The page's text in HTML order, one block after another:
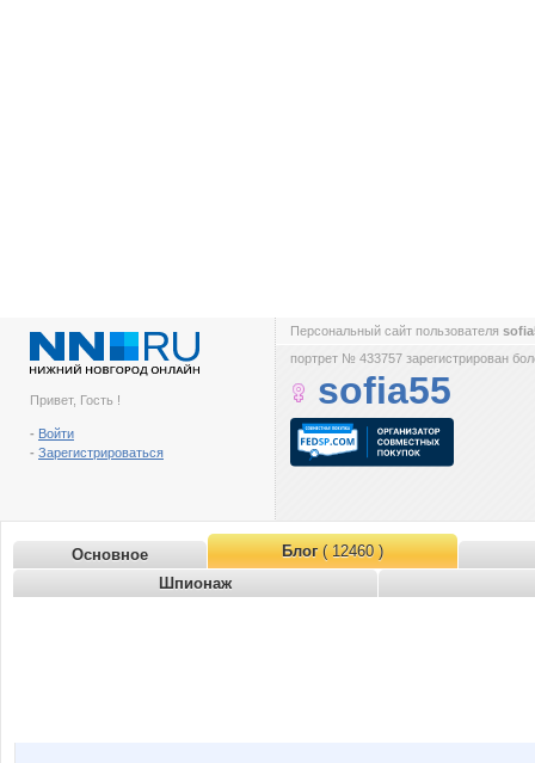
Привет, Гость !
- Войти
- Зарегистрироваться
Персональный сайт пользователя
портрет № 433757 зарегистрирован
sofia55
Основное Блог( 12460 )
Шпионаж